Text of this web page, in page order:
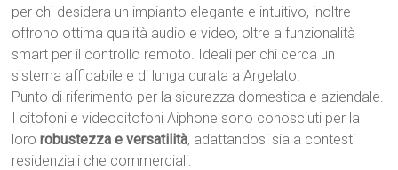
per chi desidera un impianto elegante e intuitivo, inoltre
offrono ottima qualità audio e video, oltre a funzionalità
smart per il controllo remoto. Ideali per chi cerca un
sistema affidabile e di lunga durata a Argelato.
Punto di riferimento per la sicurezza domestica e aziendale.
I citofoni e videocitofoni Aiphone sono conosciuti per la
lororobustezza e versatilità, adattandosi sia a contesti
residenziali che commerciali.